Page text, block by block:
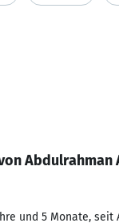
Abdulrahman
und 5 Monate, seit